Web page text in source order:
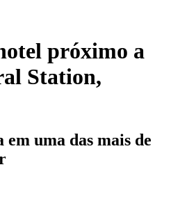
próximo a
Station,
em uma das mais de